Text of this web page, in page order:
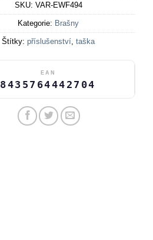
SKU: VAR-EWF494
Kategorie: Brašny
Štítky:příslušenství,taška
EAN
8435764442704